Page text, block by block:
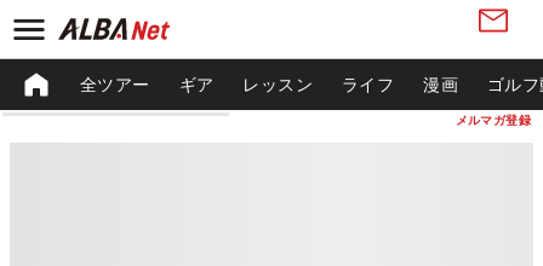
メルマガ登録
全ツアー ギア レッスン ライフ 漫画 ゴル